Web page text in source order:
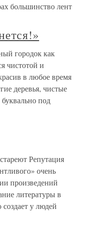
большинство лент
городок как
чистотой и
в любое время
деревья, чистые
под
Репутация
очень
произведений
литературы в
у людей